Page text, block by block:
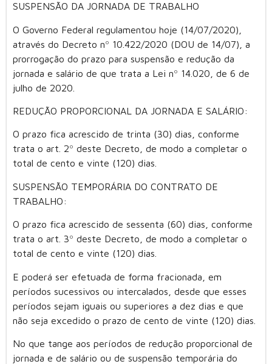
SUSPENSÃO DA JORNADA DE TRABALHO
O Governo Federal regulamentou hoje (14/07/2020),
através do Decreto nº 10.422/2020 (DOU de 14/07), a
prorrogação do prazo para suspensão e redução da
jornada e salário de que trata a Lei nº 14.020, de 6 de
julho de 2020.
REDUÇÃO PROPORCIONAL DA JORNADA E SALÁRIO:
O prazo fica acrescido de trinta (30) dias, conforme
trata o art. 2º deste Decreto, de modo a completar o
total de cento e vinte (120) dias.
SUSPENSÃO TEMPORÁRIA DO CONTRATO DE
TRABALHO:
O prazo fica acrescido de sessenta (60) dias, conforme
trata o art. 3º deste Decreto, de modo a completar o
total de cento e vinte (120) dias.
E poderá ser efetuada de forma fracionada, em
períodos sucessivos ou intercalados, desde que esses
períodos sejam iguais ou superiores a dez dias e que
não seja excedido o prazo de cento de vinte (120) dias.
No que tange aos períodos de redução proporcional de
jornada e de salário ou de suspensão temporária do